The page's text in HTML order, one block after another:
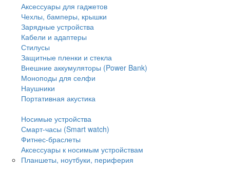
Аксессуары для гаджетов
Чехлы, бамперы, крышки
Зарядные устройства
Кабели и адаптеры
Стилусы
Защитные пленки и стекла
Внешние аккумуляторы (Power Bank)
Моноподы для селфи
Наушники
Портативная акустика
Носимые устройства
Смарт-часы (Smart watch)
Фитнес-браслеты
Аксессуары к носимым устройствам
Планшеты, ноутбуки, периферия